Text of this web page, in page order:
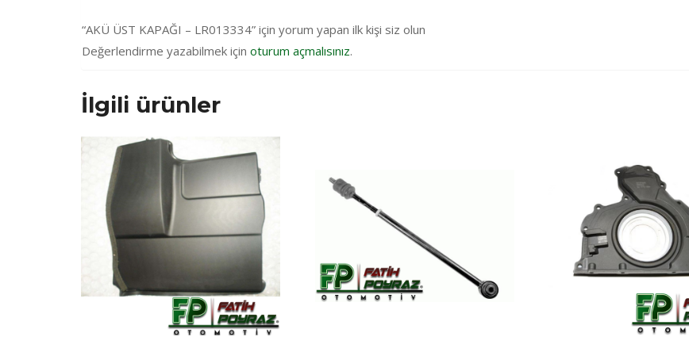
“AKÜ ÜST KAPAĞI – LR013334” için yorum yapan ilk kişi siz olun
Değerlendirme yazabilmek için oturum açmalısınız.
İlgili ürünler